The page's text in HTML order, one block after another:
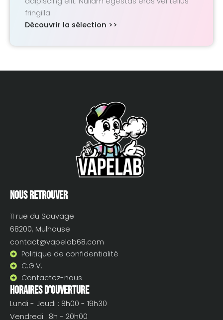
fringilla.
Découvrir la sélection >>
Nous retrouver
11 rue du Sauvage
68200, Mulhouse
contact@vapelab68.com
Politique de confidentialité
C.G.V.
Contactez-nous
Horaires d'ouverture
Lundi - Jeudi : 8h00 - 19h30
Vendredi : 8h - 20h00